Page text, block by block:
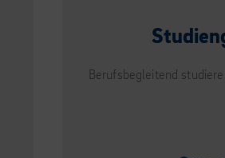
Berufsbegleitend